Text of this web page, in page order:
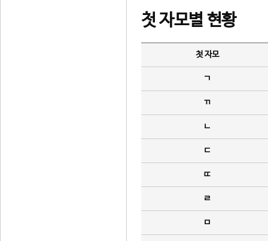
첫 자모별 현황
첫 자모
ㄱ
ㄲ
ㄴ
ㄷ
ㄸ
ㄹ
ㅁ